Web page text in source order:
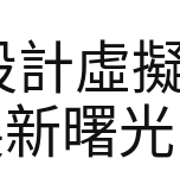
虛
曙光